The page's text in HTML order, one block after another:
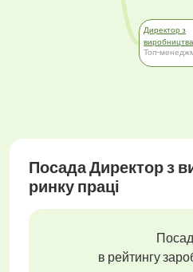
Директор з
виробництва
Топ-
Посада Директор з
ринку праці
в рейтингу